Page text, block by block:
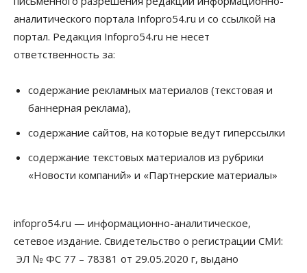
Общество
Медики готовятся к второму пику активности
клещей в Новосибирской области
06 Августа 2026, 10:00
Общество
Из-за жары в Европе оливковое масло
в Новосибирске может снова подорожать
Бизнес Недвижимость
Застройщики Новосибирска
доплатили налоги на сумму почти 700 млн рублей
Бизнес Власть
От регоператора Новосибирска потребовали
погасить долги на два миллиарда
05 Августа 2026, 19:00
аналитического портала Infopro54.ru и со ссылкой на
портал. Редакция Infopro54.ru не несет
ответственность за:
содержание рекламных материалов (текстовая и
баннерная реклама),
содержание сайтов, на которые ведут гиперссылки
содержание текстовых материалов из рубрики
«Новости компаний» и «Партнерские материалы»
infopro54.ru — информационно-аналитическое,
сетевое издание. Свидетельство о регистрации СМИ:
ЭЛ № ФС 77 – 78381 от 29.05.2020 г, выдано